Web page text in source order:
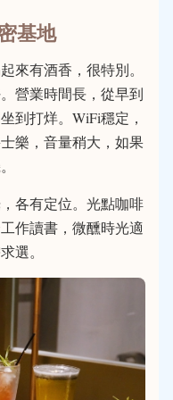
基地
來有酒香，很特別。
營業時間長，從早到
到打烊。WiFi穩定，
樂，音量稍大，如果
各有定位。光點咖啡
作讀書，微醺時光適
選。